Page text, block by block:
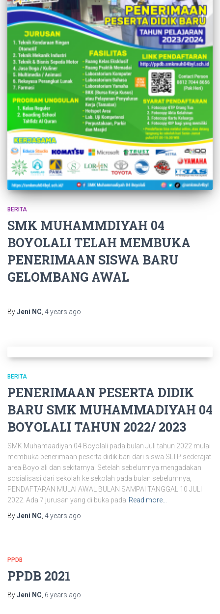
BERITA
SMK MUHAMMDIYAH 04
BOYOLALI TELAH MEMBUKA
PENERIMAAN SISWA BARU
GELOMBANG AWAL
ByJeni NC 4 years ago
BERITA
PENERIMAAN PESERTA DIDIK
BARU SMK MUHAMMADIYAH 04
BOYOLALI TAHUN 2022/ 2023
SMK Muhamaadiyah 04 Boyolali pada bulan Juli tahun 2022 mulai
membuka penerimaan peserta didik bari dari siswa SLTP sederajat
area Boyolali dan sekitarnya. Setelah sebelumnya mengadakan
sosialisasi dari sekolah ke sekolah pada bulan sebelumnya,
PENDAFTARAN MULAI AWAL BULAN SAMPAI TANGGAL 10 JULI
2022. Ada 7 jurusan yang di buka pada Read more…
ByJeni NC 4 years ago
PPDB
PPDB 2021
ByJeni NC 6 years ago